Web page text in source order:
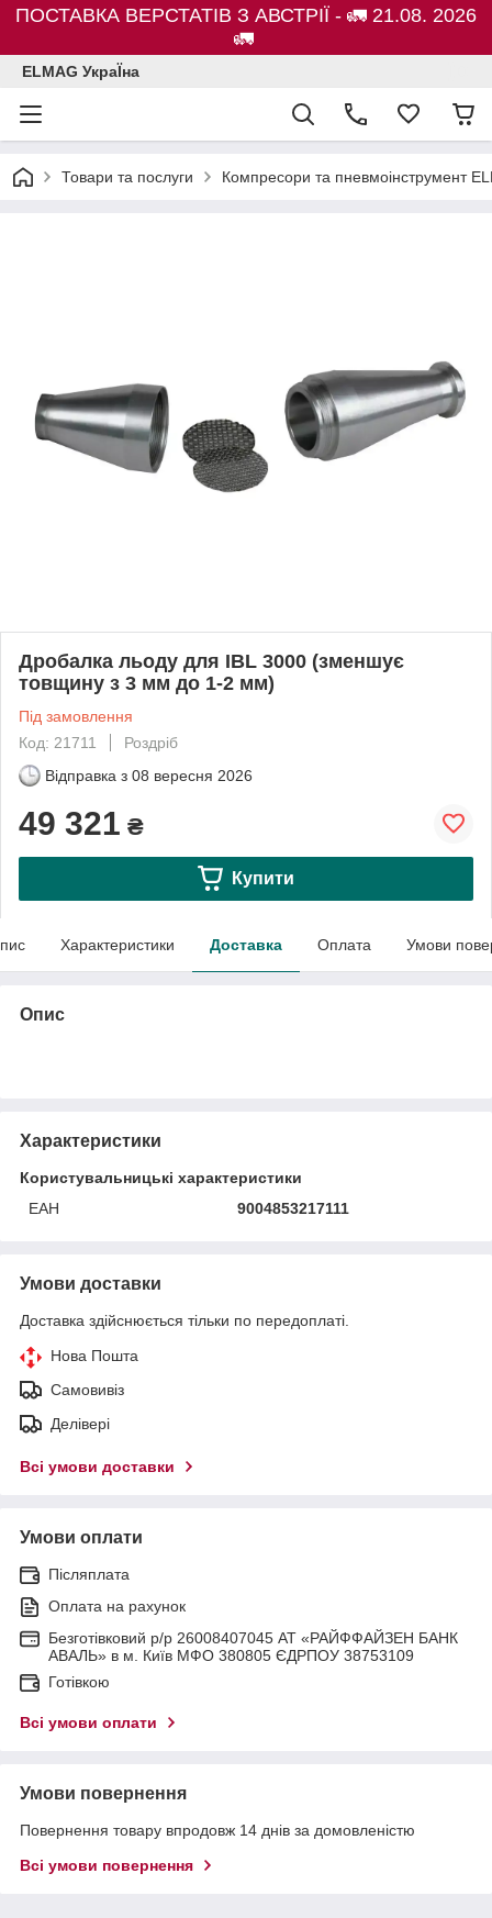
ПОСТАВКА ВЕРСТАТІВ З АВСТРІЇ - 🚛 21.08. 2026
🚛
ELMAG УкраЇна
Товари та послуги Компресори та пневмоінструмент
Дробалка льоду для IBL 3000 (зменшує
товщину з 3 мм до 1-2 мм)
Під замовлення
Код: 21711
Роздріб
Відправка з 08 вересня 2026
49 321 ₴
Купити
Характеристики Доставка Оплата Умови
Опис
Характеристики
Користувальницькі характеристики
ЕАН
9004853217111
Умови доставки
Доставка здійснюється тільки по передоплаті.
Нова Пошта
Самовивіз
Делівері
Всі умови доставки
Умови оплати
Післяплата
Оплата на рахунок
Безготівковий р/р 26008407045 АТ «РАЙФФАЙЗЕН БАНК
АВАЛЬ» в м. Київ МФО 380805 ЄДРПОУ 38753109
Готівкою
Всі умови оплати
Умови повернення
Повернення товару впродовж 14 днів за домовленістю
Всі умови повернення